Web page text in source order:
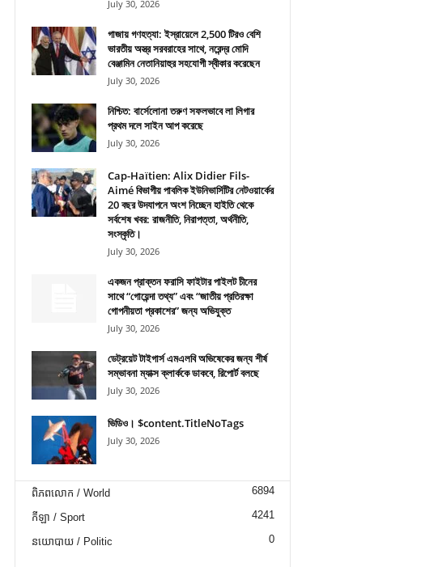
July 30, 2026
গাজায় গণহত্যা: ইস্রায়েলে 2,500 টিরও বেশি
ভারতীয় অস্ত্র সরবরাহের সাথে, নরেন্দ্র মোদি
বেঞ্জামিন নেতানিয়াহুর সহযোগী স্বীকার করেছেন
July 30, 2026
নিশ্চিত: বার্সেলোনা তরুণ সফলভাবে লা লিগার
প্রথম দলে সাইন আপ করেছে
July 30, 2026
Cap-Haïtien: Alix Didier Fils-
Aimé বিভাগীয় পাবলিক ইউনিভার্সিটির নেটওয়ার্কের
20 বছর উদযাপনে অংশ নিচ্ছেন হাইতি থেকে
সর্বশেষ খবর: রাজনীতি, নিরাপত্তা, অর্থনীতি,
সংস্কৃতি।
July 30, 2026
একজন প্রাক্তন ফরাসি ফাইটার পাইলট চীনের
সাথে “গোয়েন্দা তথ্য” এবং “জাতীয় প্রতিরক্ষা
গোপনীয়তা প্রকাশের” জন্য অভিযুক্ত
July 30, 2026
ডেট্রয়েট টাইগার্স এমএলবি অভিষেকের জন্য শীর্ষ
সম্ভাবনা ম্যাক্স ক্লার্ককে ডাকবে, রিপোর্ট বলছে
July 30, 2026
ভিডিও। $content.TitleNoTags
July 30, 2026
ពិភពលោក / World 6894
កីឡា / Sport 4241
នយោបាយ / Politic 0